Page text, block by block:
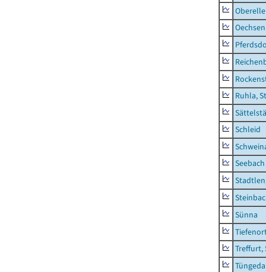
Oechsen
Ruhla,
Schleid
Seebach
Sünna
Treffurt,
Tüngeda